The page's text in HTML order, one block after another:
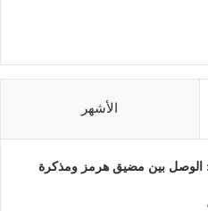
الأشهر
الوصل بين مضيق هرمز ومذكرة